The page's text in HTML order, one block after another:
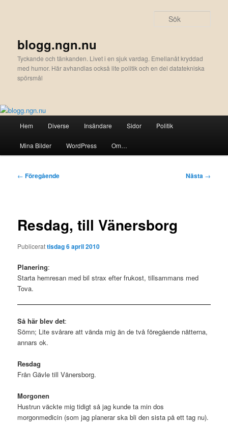
blogg.ngn.nu
Tyckande och tänkanden. Livet i en sjuk vardag. Emellanåt kryddad
med humor. Här avhandlas också lite politik och en del datatekniska
spörsmål
Hem Diverse Insändare Sidor Politik
Mina Bilder WordPress Om…
Inläggsnavigering
← Föregående Nästa →
Resdag, till Vänersborg
Publicerattisdag 6 april 2010
Planering:
Starta hemresan med bil strax efter frukost, tillsammans med
Tova.
Så här blev det:
Sömn; Lite svårare att vända mig än de två föregående nätterna,
annars ok.
Resdag
Från Gävle till Vänersborg.
Morgonen
Hustrun väckte mig tidigt så jag kunde ta min dos
morgonmedicin (som jag planerar ska bli den sista på ett tag nu).